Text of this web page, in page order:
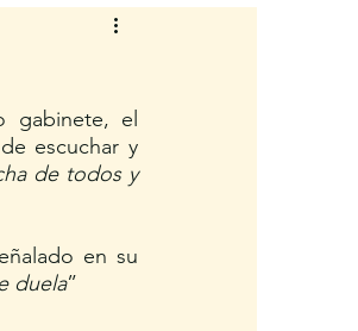
gabinete, el
escuchar y
de todos y
en su
duela”